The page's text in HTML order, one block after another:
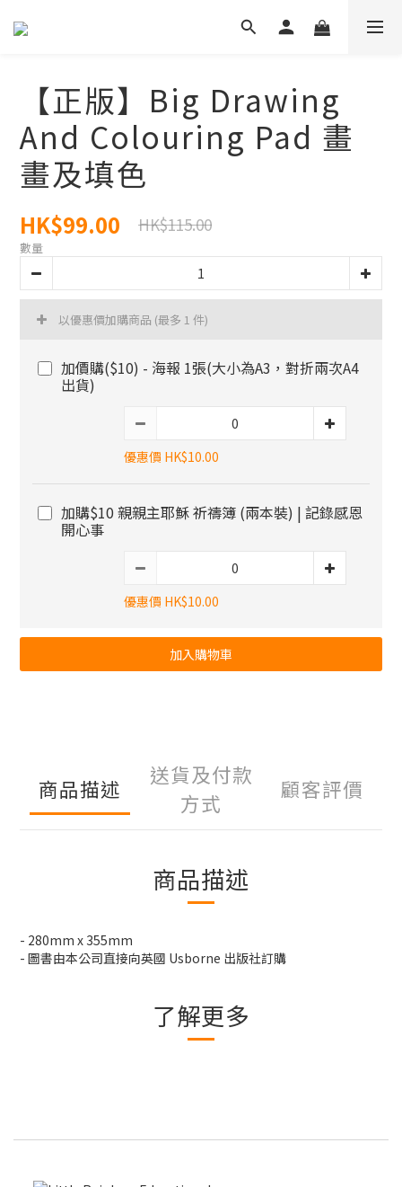
【正版】Big Drawing
And Colouring Pad 畫
畫及填色
HK$99.00 HK$115.00
數量
以優惠價加購商品 (最多 1 件)
加價購($10) - 海報 1張(大小為A3，對折兩次A4
出貨)
優惠價 HK$10.00
加購$10 親親主耶穌 祈禱簿 (兩本裝) | 記錄感恩
開心事
優惠價 HK$10.00
加入購物車
商品描述
送貨及付款
方式
顧客評價
商品描述
- 280mm x 355mm
- 圖書由本公司直接向英國 Usborne 出版社訂購
了解更多